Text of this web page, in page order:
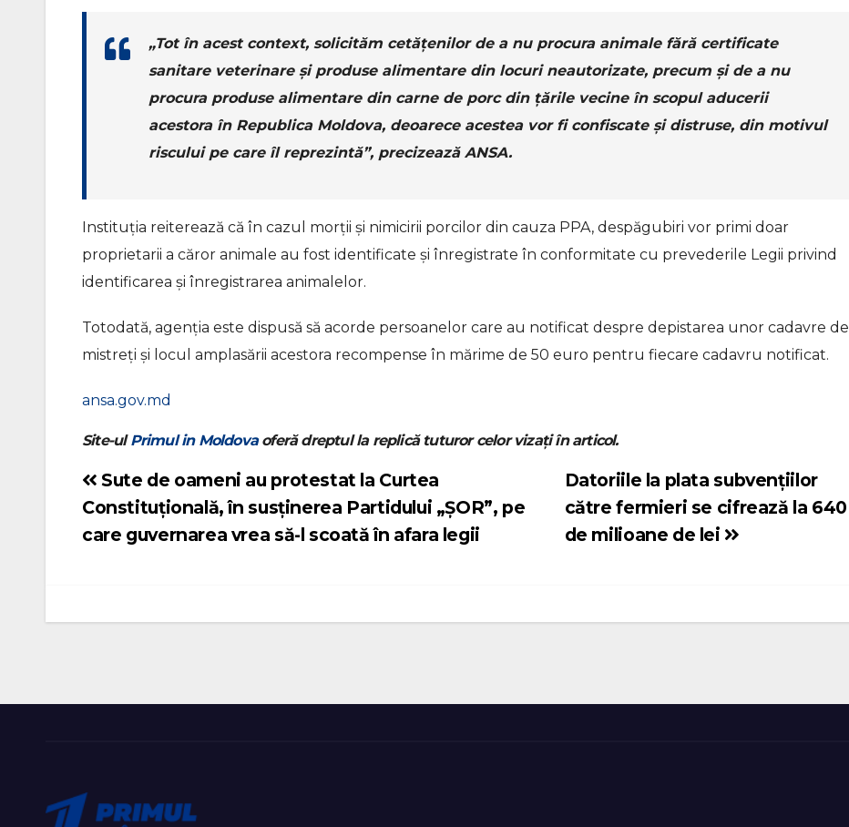
„Tot în acest context, solicităm cetățenilor de a nu procura animale fără certificate
sanitare veterinare și produse alimentare din locuri neautorizate, precum și de a nu
procura produse alimentare din carne de porc din țările vecine în scopul aducerii
acestora în Republica Moldova, deoarece acestea vor fi confiscate și distruse, din motivul
riscului pe care îl reprezintă”, precizează ANSA.
Instituția reiterează că în cazul morții și nimicirii porcilor din cauza PPA, despăgubiri vor primi doar
proprietarii a căror animale au fost identificate și înregistrate în conformitate cu prevederile Legii privind
identificarea şi înregistrarea animalelor.
Totodată, agenția este dispusă să acorde persoanelor care au notificat despre depistarea unor cadavre de
mistreți și locul amplasării acestora recompense în mărime de 50 euro pentru fiecare cadavru notificat.
ansa.gov.md
Site-ulPrimul in Moldovaoferă dreptul la replică tuturor celor vizați în articol.
Navigare
în
Datoriile la plata subvențiilor
către fermieri se cifrează la 640
de milioane de lei
Sute de oameni au protestat la Curtea
Constituțională, în susținerea Partidului „ȘOR”, pe
care guvernarea vrea să-l scoată în afara legii